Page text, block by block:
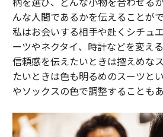
んな人間であるかを伝えることが
私はお会いする相手や赴くシチュ
ーツやネクタイ、時計などを変え
信頼感を伝えたいときは控えめな
たいときは色も明るめのスーツと
やソックスの色で調整することもあ